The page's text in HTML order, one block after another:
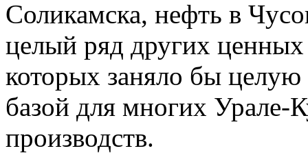
Соликамска, нефть в
целый ряд других
которых заняло бы
базой для многих Урале-
производств.